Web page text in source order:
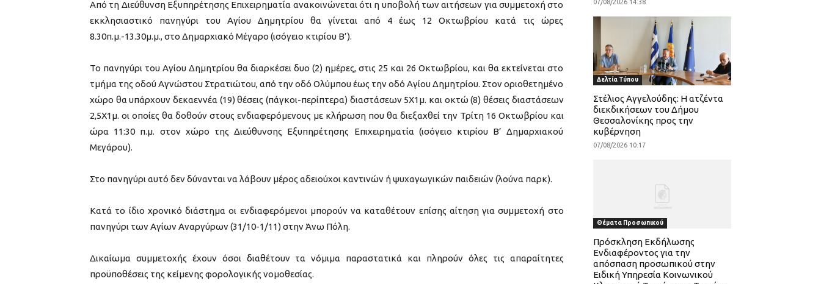
Από τη Διεύθυνση Εξυπηρέτησης Επιχειρηματία ανακοινώνεται ότι η υποβολή των αιτήσεων για συμμετοχή στο
εκκλησιαστικό πανηγύρι του Αγίου Δημητρίου θα γίνεται από 4 έως 12 Οκτωβρίου κατά τις ώρες
8.30π.μ.-13.30μ.μ., στο Δημαρχιακό Μέγαρο (ισόγειο κτιρίου Β’).
Το πανηγύρι του Αγίου Δημητρίου θα διαρκέσει δυο (2) ημέρες, στις 25 και 26 Οκτωβρίου, και θα εκτείνεται στο
τμήμα της οδού Αγνώστου Στρατιώτου, από την οδό Ολύμπου έως την οδό Αγίου Δημητρίου. Στον οριοθετημένο
χώρο θα υπάρχουν δεκαεννέα (19) θέσεις (πάγκοι-περίπτερα) διαστάσεων 5Χ1μ. και οκτώ (8) θέσεις διαστάσεων
2,5Χ1μ. οι οποίες θα δοθούν στους ενδιαφερόμενους με κλήρωση που θα διεξαχθεί την Τρίτη 16 Οκτωβρίου και
ώρα 11:30 π.μ. στον χώρο της Διεύθυνσης Εξυπηρέτησης Επιχειρηματία (ισόγειο κτιρίου Β’ Δημαρχιακού
Μεγάρου).
Στο πανηγύρι αυτό δεν δύνανται να λάβουν μέρος αδειούχοι καντινών ή ψυχαγωγικών παιδειών (λούνα παρκ).
Κατά το ίδιο χρονικό διάστημα οι ενδιαφερόμενοι μπορούν να καταθέτουν επίσης αίτηση για συμμετοχή στο
πανηγύρι των Αγίων Αναργύρων (31/10-1/11) στην Άνω Πόλη.
Δικαίωμα συμμετοχής έχουν όσοι διαθέτουν τα νόμιμα παραστατικά και πληρούν όλες τις απαραίτητες
προϋποθέσεις της κείμενης φορολογικής νομοθεσίας.
07/08/2026 14:38
Δελτία Τύπου
Στέλιος Αγγελούδης: Η ατζέντα
διεκδικήσεων του Δήμου
Θεσσαλονίκης προς την
κυβέρνηση
07/08/2026 10:17
Θέματα Προσωπικού
Πρόσκληση Εκδήλωσης
Ενδιαφέροντος για την
απόσπαση προσωπικού στην
Ειδική Υπηρεσία Κοινωνικού